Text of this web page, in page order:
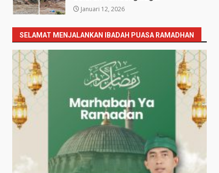
Januari 12, 2026
SELAMAT MENJALANKAN IBADAH PUASA RAMADHAN